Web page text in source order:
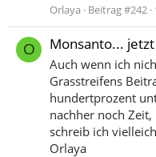
Orlaya Beitrag #242
O Monsanto...
Auch wenn ich
Grasstreifens
hundertprozent
nachher noch
schreib ich
Orlaya